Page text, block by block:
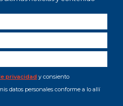
privacidad y consiento
datos personales conforme a lo allí